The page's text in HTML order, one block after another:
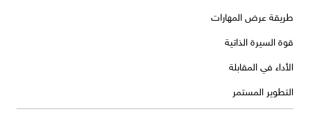
طريقة عرض المهارات
قوة السيرة الذاتية
الأداء في المقابلة
التطوير المستمر